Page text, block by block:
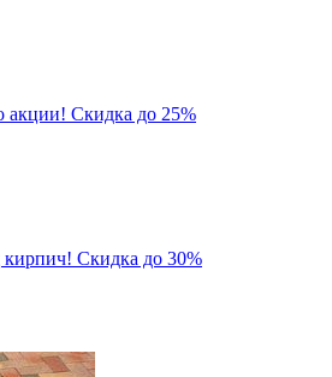
акции! Скидка до 25%
Скидка до 30%